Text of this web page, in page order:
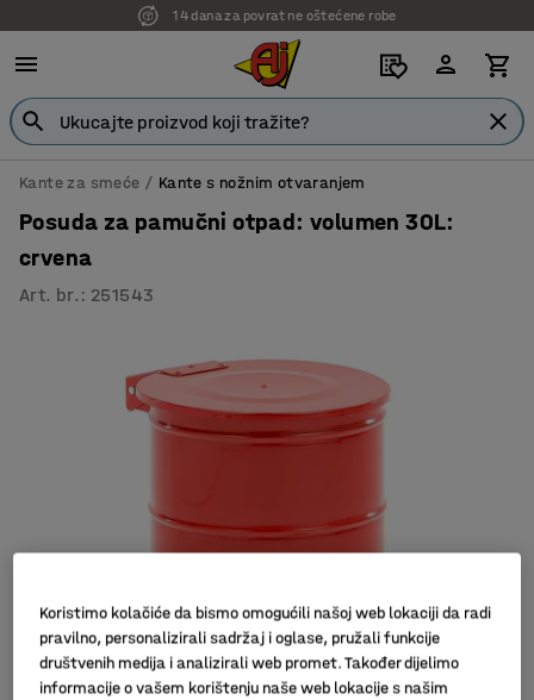
14 dana za povrat ne oštećene robe
Kante za smeće Kante s nožnim otvaranjem
Posuda za pamučni otpad: volumen 30L:
crvena
Art. br. : 251543
Koristimo kolačiće da bismo omogućili našoj web lokaciji da radi
pravilno, personalizirali sadržaj i oglase, pružali funkcije
društvenih medija i analizirali web promet. Također dijelimo
informacije o vašem korištenju naše web lokacije s našim